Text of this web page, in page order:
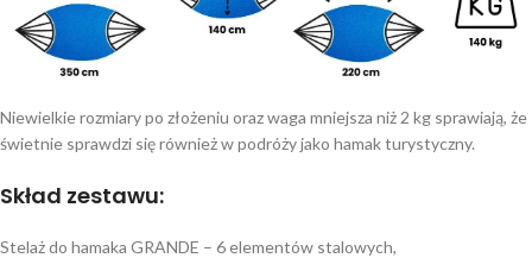
Niewielkie rozmiary po złożeniu oraz waga mniejsza niż 2 kg sprawiają, że
świetnie sprawdzi się również w podróży jako hamak turystyczny.
Skład zestawu:
Stelaż do hamaka GRANDE – 6 elementów stalowych,